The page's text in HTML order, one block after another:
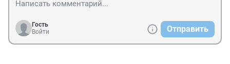
Гость
Войти
Отправить